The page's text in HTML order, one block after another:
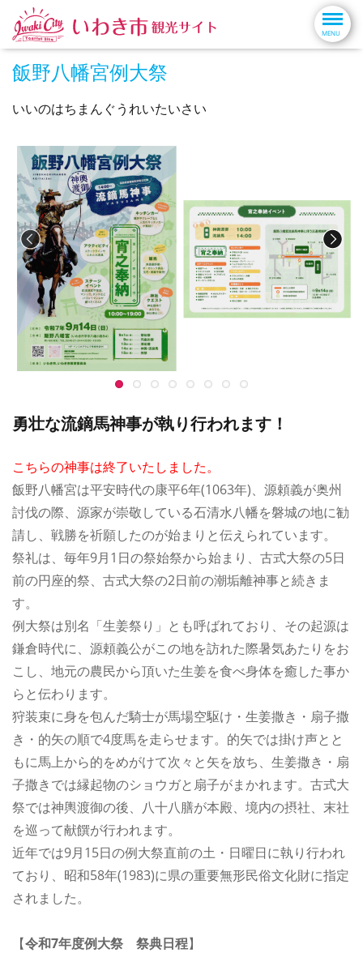
飯野八幡宮例大祭
いいのはちまんぐうれいたいさい
勇壮な流鏑馬神事が執り行われます！
こちらの神事は終了いたしました。
飯野八幡宮は平安時代の康平6年(1063年)、源頼義が奥州
討伐の際、源家が崇敬している石清水八幡を磐城の地に勧
請し、戦勝を祈願したのが始まりと伝えられています。
祭礼は、毎年9月1日の祭始祭から始まり、古式大祭の5日
前の円座的祭、古式大祭の2日前の潮垢離神事と続きま
す。
例大祭は別名「生姜祭り」とも呼ばれており、その起源は
鎌倉時代に、源頼義公がこの地を訪れた際暑気あたりをお
こし、地元の農民から頂いた生姜を食べ身体を癒した事か
らと伝わります。
狩装束に身を包んだ騎士が馬場空駆け・生姜撒き・扇子撒
き・的矢の順で4度馬を走らせます。的矢では掛け声とと
もに馬上から的をめがけて次々と矢を放ち、生姜撒き・扇
子撒きでは縁起物のショウガと扇子がまかれます。古式大
祭では神輿渡御の後、八十八膳が本殿、境内の摂社、末社
を巡って献饌が行われます。
近年では9月15日の例大祭直前の土・日曜日に執り行われ
ており、昭和58年(1983)に県の重要無形民俗文化財に指定
されました。
【令和7年度例大祭 祭典日程】